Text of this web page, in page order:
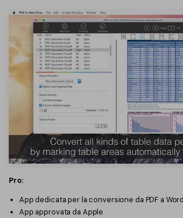
Pro:
App dedicata per la conversione da PDF a
App approvata da Apple.